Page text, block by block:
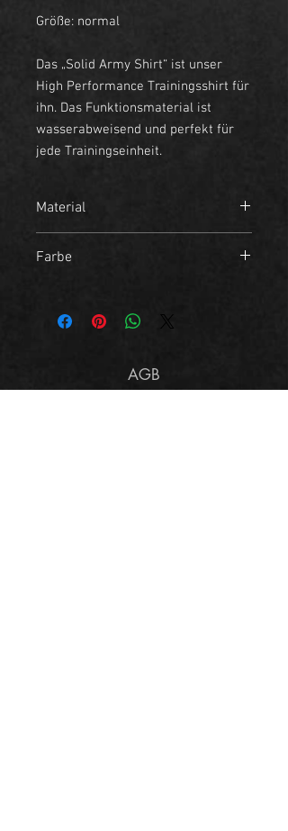
Größe: normal
Das „Solid Army Shirt“ ist unser
High Performance Trainingsshirt für
ihn. Das Funktionsmaterial ist
wasserabweisend und perfekt für
jede Trainingseinheit.
Material
- 5% Elasthan
Farbe
AGB